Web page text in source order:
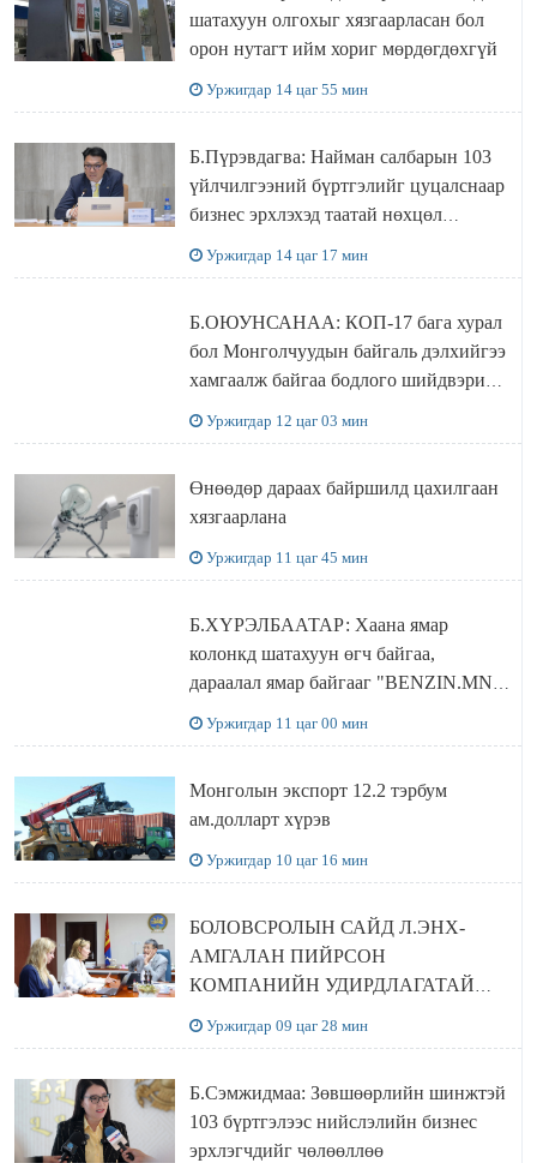
шатахуун олгохыг хязгаарласан бол
орон нутагт ийм хориг мөрдөгдөхгүй
Уржигдар 14 цаг 55 мин
Б.Пүрэвдагва: Найман салбарын 103
үйлчилгээний бүртгэлийг цуцалснаар
бизнес эрхлэхэд таатай нөхцөл
Уржигдар 14 цаг 17 мин
Б.ОЮУНСАНАА: КОП-17 бага хурал
бол Монголчуудын байгаль дэлхийгээ
хамгаалж байгаа бодлого шийдвэрийг
Уржигдар 12 цаг 03 мин
Өнөөдөр дараах байршилд цахилгаан
хязгаарлана
Уржигдар 11 цаг 45 мин
Б.ХҮРЭЛБААТАР: Хаана ямар
колонкд шатахуун өгч байгаа,
дараалал ямар байгааг "BENZIN.MN”
Уржигдар 11 цаг 00 мин
Монголын экспорт 12.2 тэрбум
ам.долларт хүрэв
Уржигдар 10 цаг 16 мин
БОЛОВСРОЛЫН САЙД Л.ЭНХ-
АМГАЛАН ПИЙРСОН
КОМПАНИЙН УДИРДЛАГАТАЙ
Уржигдар 09 цаг 28 мин
Б.Сэмжидмаа: Зөвшөөрлийн шинжтэй
103 бүртгэлээс нийслэлийн бизнес
эрхлэгчдийг чөлөөллөө